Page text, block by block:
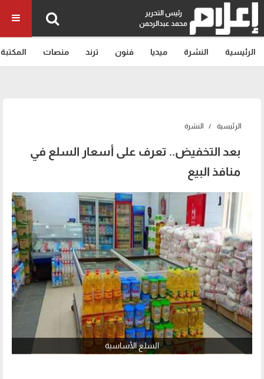
رئيس التحرير
محمد عبدالرحمن
الرئيسية النشرة ميديا فنون ترند منصات المكتبة
الرئيسية النشرة
بعد التخفيض.. تعرف على أسعار السلع في
منافذ البيع
السلع الأساسية